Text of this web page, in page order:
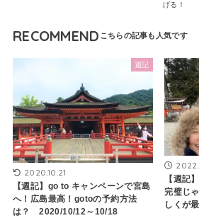
げる！
RECOMMEND
週記
2020.10.21
【週記】go to キャンペーンで宮島
へ！広島最高！gotoの予約方法
は？ 2020/10/12～10/18
【週記
完璧じ
しくが